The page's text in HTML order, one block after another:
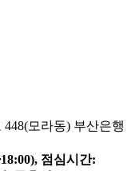
모라동) 부산은행
점심시간: